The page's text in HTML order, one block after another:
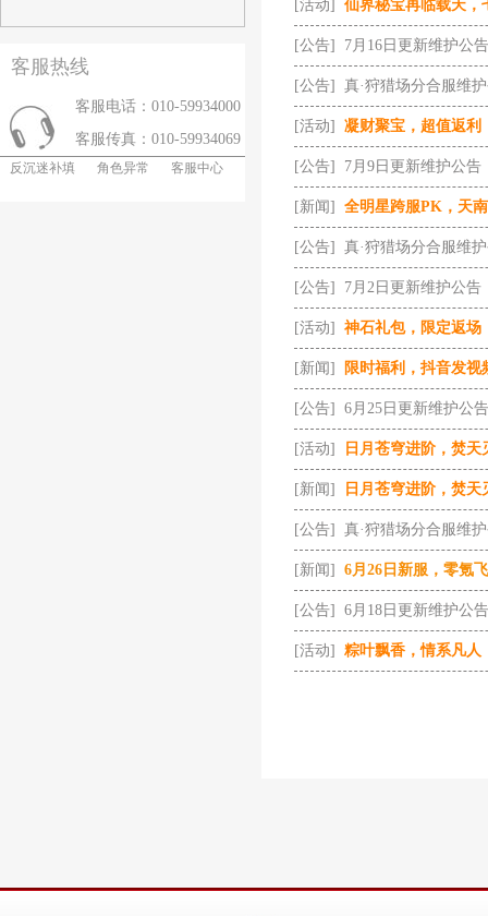
客服热线
客服电话：010-59934000
客服传真：010-59934069
反沉迷补填 角色异常 客服中心
[活动] 仙界秘宝再临载天，
[公告] 7月16日更新维护公告
[公告] 真·狩猎场分合服维
[活动] 凝财聚宝，超值返利
[公告] 7月9日更新维护公告
[新闻] 全明星跨服PK，天
[公告] 真·狩猎场分合服维
[公告] 7月2日更新维护公告
[活动] 神石礼包，限定返场
[新闻] 限时福利，抖音发视
[公告] 6月25日更新维护公告
[活动] 日月苍穹进阶，焚天
[新闻] 日月苍穹进阶，焚天
[公告] 真·狩猎场分合服维
[新闻] 6月26日新服，零氪
[公告] 6月18日更新维护公告
[活动] 粽叶飘香，情系凡人